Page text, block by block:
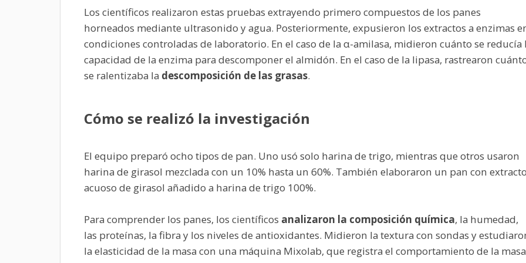
Los científicos realizaron estas pruebas extrayendo primero compuestos de los panes
horneados mediante ultrasonido y agua. Posteriormente, expusieron los extractos a enzimas
condiciones controladas de laboratorio. En el caso de la α-amilasa, midieron cuánto se reducía
capacidad de la enzima para descomponer el almidón. En el caso de la lipasa, rastrearon
se ralentizaba la descomposición de las grasas.
Cómo se realizó la investigación
El equipo preparó ocho tipos de pan. Uno usó solo harina de trigo, mientras que otros usaron
harina de girasol mezclada con un 10% hasta un 60%. También elaboraron un pan con extracto
acuoso de girasol añadido a harina de trigo 100%.
Para comprender los panes, los científicos analizaron la composición química, la humedad,
las proteínas, la fibra y los niveles de antioxidantes. Midieron la textura con sondas y
la elasticidad de la masa con una máquina Mixolab, que registra el comportamiento de la masa